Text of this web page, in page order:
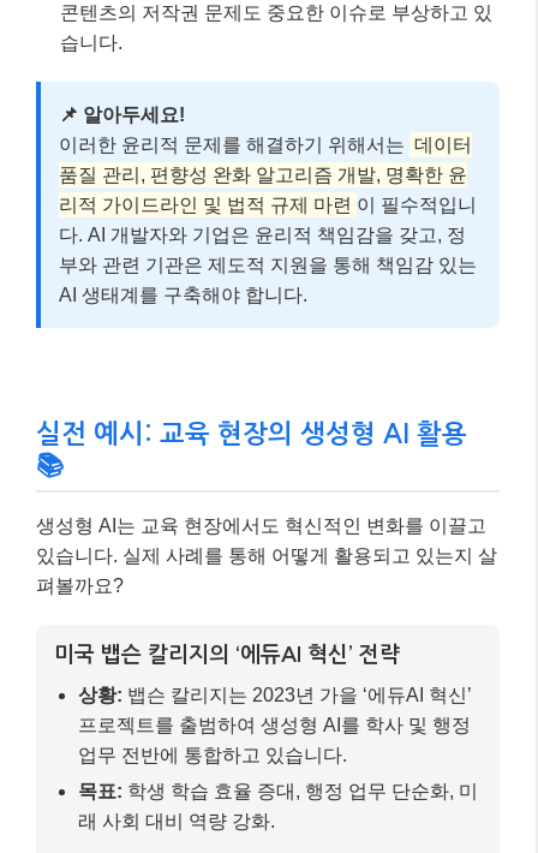
콘텐츠의 저작권 문제도 중요한 이슈로 부상하고 있
습니다.
📌 알아두세요!
이러한 윤리적 문제를 해결하기 위해서는 데이터
품질 관리, 편향성 완화 알고리즘 개발, 명확한 윤
리적 가이드라인 및 법적 규제 마련 이 필수적입니
다. AI 개발자와 기업은 윤리적 책임감을 갖고, 정
부와 관련 기관은 제도적 지원을 통해 책임감 있는
AI 생태계를 구축해야 합니다.
실전 예시: 교육 현장의 생성형 AI 활용
📚
생성형 AI는 교육 현장에서도 혁신적인 변화를 이끌고
있습니다. 실제 사례를 통해 어떻게 활용되고 있는지 살
펴볼까요?
미국 뱁슨 칼리지의 ‘에듀AI 혁신’ 전략
상황: 뱁슨 칼리지는 2023년 가을 ‘에듀AI 혁신’
프로젝트를 출범하여 생성형 AI를 학사 및 행정
업무 전반에 통합하고 있습니다.
목표: 학생 학습 효율 증대, 행정 업무 단순화, 미
래 사회 대비 역량 강화.